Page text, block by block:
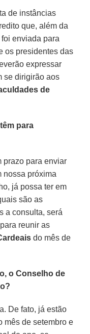
de instâncias
que, além da
foi enviada para
os presidentes das
expressar
se dirigirão aos
de
para
prazo para enviar
nossa próxima
já possa ter em
são as
a consulta, será
reunir as
do mês de
o Conselho de
De fato, já estão
mês de setembro e